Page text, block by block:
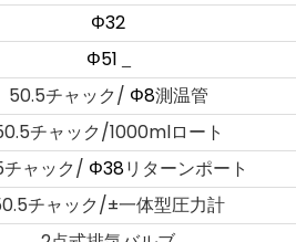
Φ32
Φ51
50.5チャック/ Φ8測温管
チャック/1000mlロート
ャック/ Φ38リターンポート
チャック/±一体型圧力計